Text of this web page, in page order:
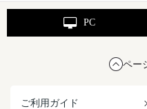
PC
ペー
ご利用ガイド